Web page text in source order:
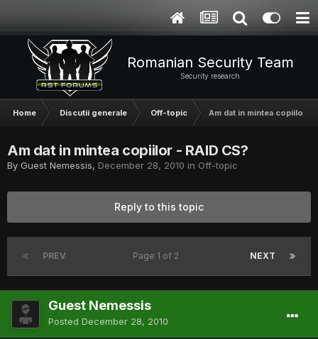
Romanian Security Team
Security research
Home Discutii generale Off-topic Am dat in mintea copiilor -
Am dat in mintea copiilor - RAID CS?
By Guest Nemessis, December 28, 2010 in Off-topic
Reply to this topic
PREV NEXT
Page 1 of 2
Guest Nemessis
Posted December 28, 2010